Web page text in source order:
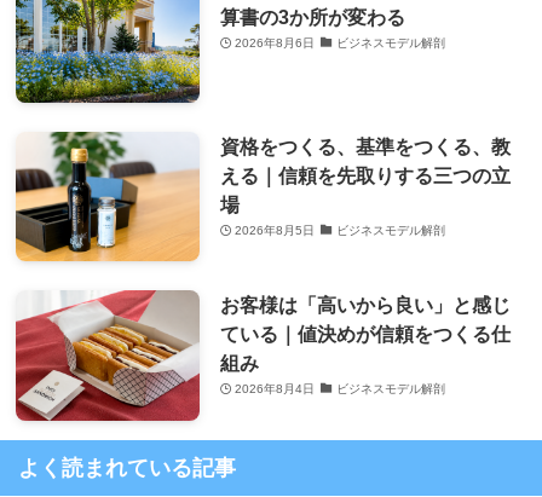
算書の3か所が変わる
2026年8月6日 ビジネスモデル解剖
資格をつくる、基準をつくる、教
える｜信頼を先取りする三つの立
場
2026年8月5日 ビジネスモデル解剖
お客様は「高いから良い」と感じ
ている｜値決めが信頼をつくる仕
組み
2026年8月4日 ビジネスモデル解剖
よく読まれている記事